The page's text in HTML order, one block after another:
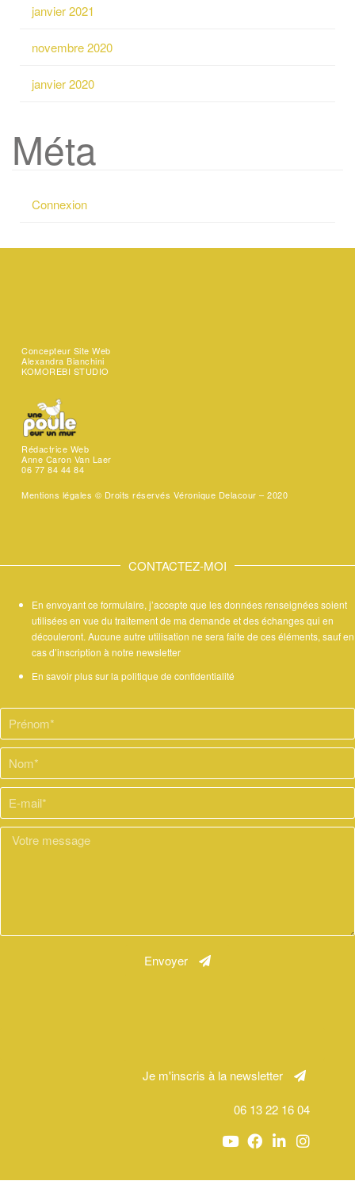
janvier 2021
novembre 2020
janvier 2020
Méta
Connexion
Concepteur Site Web
Alexandra Bianchini
KOMOREBI STUDIO
Rédactrice Web
Anne Caron Van Laer
06 77 84 44 84
Mentions légales © Droits réservés Véronique Delacour – 2020
CONTACTEZ-MOI
En envoyant ce formulaire, j’accepte que les données renseignées soient
utilisées en vue du traitement de ma demande et des échanges qui en
découleront. Aucune autre utilisation ne sera faite de ces éléments, sauf en
cas d’inscription à notre newsletter
En savoir plus sur la politique de confidentialité
Envoyer
Je m'inscris à la newsletter
06 13 22 16 04